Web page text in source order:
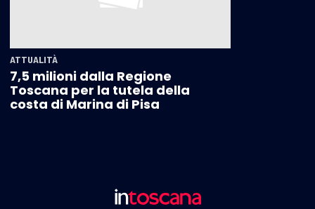
ATTUALITÀ
7,5 milioni dalla Regione
Toscana per la tutela della
costa di Marina di Pisa